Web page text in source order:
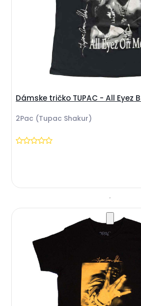
Dámske tričko TUPAC - All Eyez
2Pac (Tupac Shakur)